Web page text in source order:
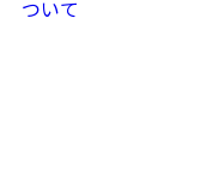
ついて